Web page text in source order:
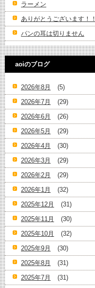
ラーメン
ありがとうございます！！
パンの耳は切りません
aoiのブログ
2026年8月
(5)
2026年7月
(29)
2026年6月
(26)
2026年5月
(29)
2026年4月
(30)
2026年3月
(29)
2026年2月
(29)
2026年1月
(32)
2025年12月
(31)
2025年11月
(30)
2025年10月
(32)
2025年9月
(30)
2025年8月
(31)
2025年7月
(31)